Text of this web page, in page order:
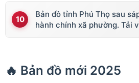
Bản đồ tỉnh Phú Thọ sau
hành chính xã phường. Tải
🔥 Bản đồ mới 2025